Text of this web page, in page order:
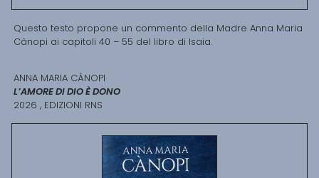
Questo testo propone un commento della Madre Anna Maria
Cànopi ai capitoli 40 – 55 del libro di Isaia.
ANNA MARIA CÀNOPI
L’AMORE DI DIO È DONO
2026 , EDIZIONI RNS